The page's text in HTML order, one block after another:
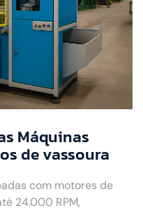
Máquinas
de vassoura
com motores de
24.000 RPM,